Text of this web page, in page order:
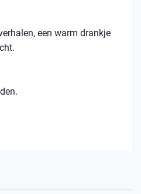
een warm drankje